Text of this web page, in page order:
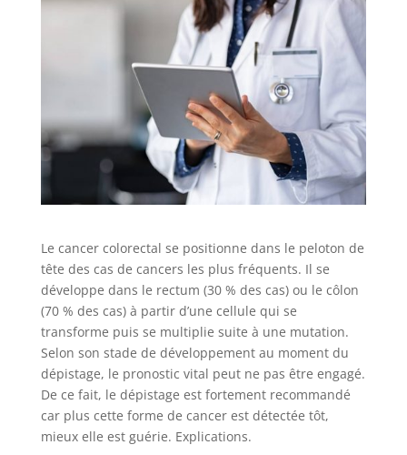
Le cancer colorectal se positionne dans le peloton de
tête des cas de cancers les plus fréquents. Il se
développe dans le rectum (30 % des cas) ou le côlon
(70 % des cas) à partir d’une cellule qui se
transforme puis se multiplie suite à une mutation.
Selon son stade de développement au moment du
dépistage, le pronostic vital peut ne pas être engagé.
De ce fait, le dépistage est fortement recommandé
car plus cette forme de cancer est détectée tôt,
mieux elle est guérie. Explications.